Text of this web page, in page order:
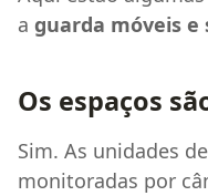
a guarda móveis e
Os espaços
Sim. As unidades
monitoradas por